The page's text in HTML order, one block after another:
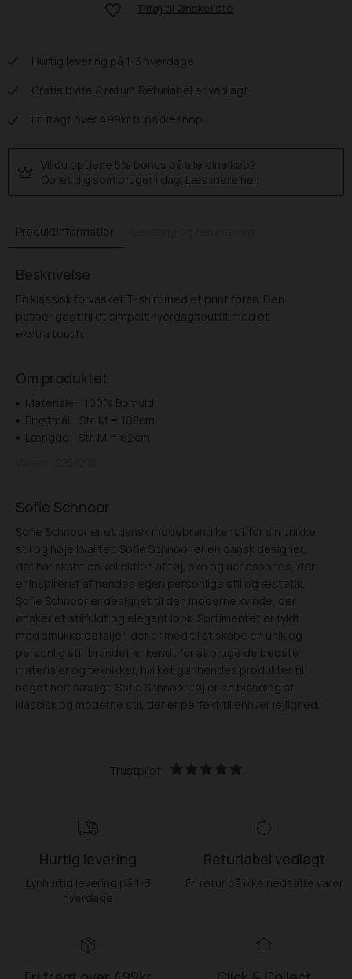
Tilføj til Ønskeliste
Hurtig levering på 1-3 hverdage
Gratis bytte & retur* Returlabel er vedlagt
Fri fragt over 499kr til pakkeshop
Vil du optjene 5% bonus på alle dine køb?
Opret dig som bruger i dag. Læs mere her.
Produktinformation
Beskrivelse
En klassisk forvasket T-shirt med et print foran. Den
passer godt til et simpelt hverdagsoutfit med et
ekstra touch.
Om produktet
Materiale:
100% Bomuld
Brystmål:
Str. M = 108cm
Længde:
Str. M = 62cm
Sofie Schnoor
Sofie Schnoor er et dansk modebrand kendt for sin unikke
stil og høje kvalitet. Sofie Schnoor er en dansk designer,
der har skabt en kollektion af tøj, sko og accessories, der
er inspireret af hendes egen personlige stil og æstetik.
Sofie Schnoor er designet til den moderne kvinde, der
ønsker et stilfuldt og elegant look. Sortimentet er fyldt
med smukke detaljer, der er med til at skabe en unik og
personlig stil. brandet er kendt for at bruge de bedste
materialer og teknikker, hvilket gør hendes produkter til
noget helt særligt. Sofie Schnoor tøj er en blanding af
klassisk og moderne stil, der er perfekt til enhver lejlighed.
Trustpilot
Hurtig levering
Lynhurtig levering på 1-3
hverdage
Returlabel vedlagt
Fri retur på ikke nedsatte varer